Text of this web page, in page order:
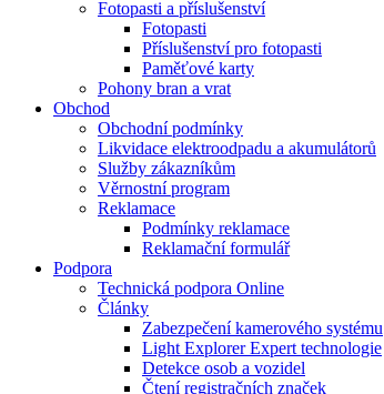
Fotopasti a příslušenství
Fotopasti
Příslušenství pro fotopasti
Paměťové karty
Pohony bran a vrat
Obchod
Obchodní podmínky
Likvidace elektroodpadu a akumulátorů
Služby zákazníkům
Věrnostní program
Reklamace
Podmínky reklamace
Reklamační formulář
Podpora
Technická podpora Online
Články
Zabezpečení kamerového systému
Light Explorer Expert technologie
Detekce osob a vozidel
Čtení registračních značek